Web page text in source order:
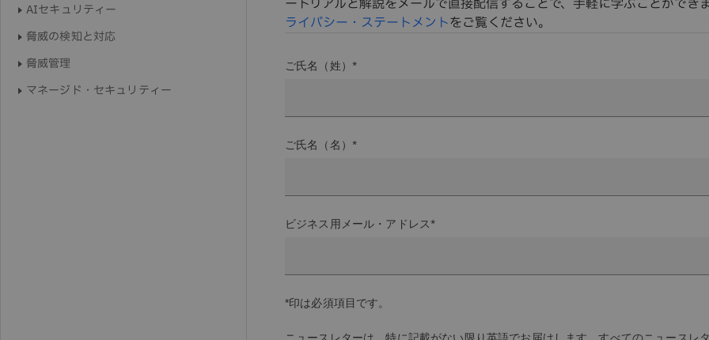
AIセキュリティー
脅威の検知と対応
脅威管理
マネージド・セキュリティー
ートリアルと解説をメールで直接配信することで、手軽に学ぶことができま
ライバシー・ステートメントをご覧ください。
ご氏名（姓）*
ご氏名（名）*
ビジネス用メール・アドレス*
*印は必須項目です。